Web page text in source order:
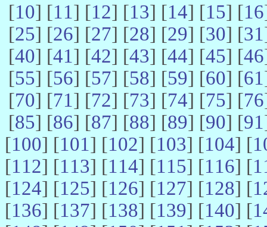
[10] [11] [12] [13] [14] [15] [16
[25] [26] [27] [28] [29] [30] [31
[40] [41] [42] [43] [44] [45] [46
[55] [56] [57] [58] [59] [60] [61
[70] [71] [72] [73] [74] [75] [76
[85] [86] [87] [88] [89] [90] [91
[100] [101] [102] [103] [104] [
[112] [113] [114] [115] [116] [
[124] [125] [126] [127] [128] [
[136] [137] [138] [139] [140] [